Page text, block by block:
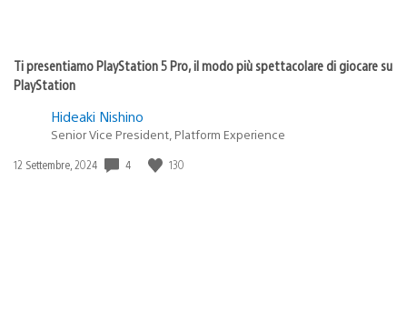
Ti presentiamo PlayStation 5 Pro, il modo più spettacolare di giocare su
PlayStation
Hideaki Nishino
Senior Vice President, Platform Experience
Data
12 Settembre, 2024 4 130